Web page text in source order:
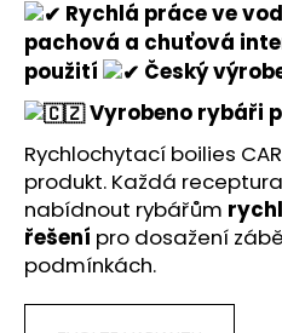
Rychlá práce ve
pachová a chuťová
použití
Český
Vyrobeno rybáři
Rychlochytací boilies
produkt. Každá
nabídnout rybářům
řešení pro dosažení
podmínkách.